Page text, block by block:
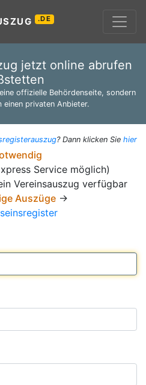
.DE
jetzt online abrufen
offizielle Behördenseite, sondern
einen privaten Anbieter.
? Dann klicken Sie hier
Service möglich)
Vereinsauszug verfügbar
Auszüge →